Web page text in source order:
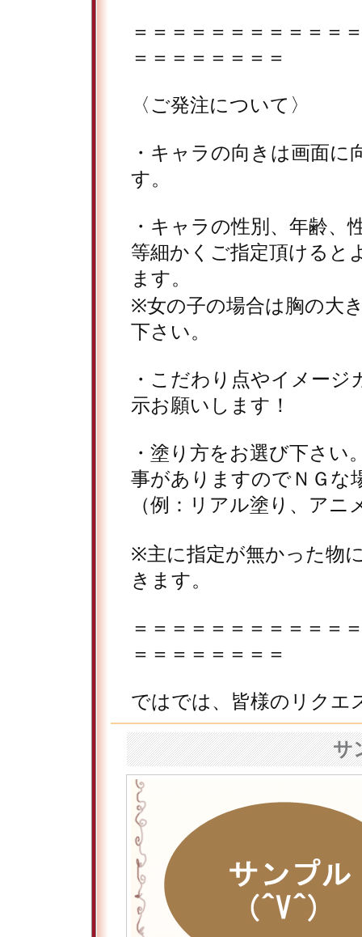
＝＝＝＝＝＝＝＝＝＝＝
＝＝＝＝＝＝＝＝
〈ご発注について〉
・キャラの向きは画面
す。
・キャラの性別、年齢、
等細かくご指定頂けると
ます。
※女の子の場合は胸の大
下さい。
・こだわり点やイメー
示お願いします！
・塗り方をお選び下さ
事がありますのでＮＧな
（例：リアル塗り、アニ
※主に指定が無かった物
きます。
＝＝＝＝＝＝＝＝＝＝＝
＝＝＝＝＝＝＝＝
ではでは、皆様のリクエ
サ